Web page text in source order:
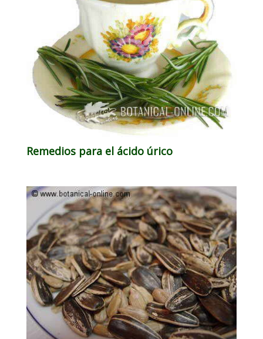
Remedios para el ácido úrico